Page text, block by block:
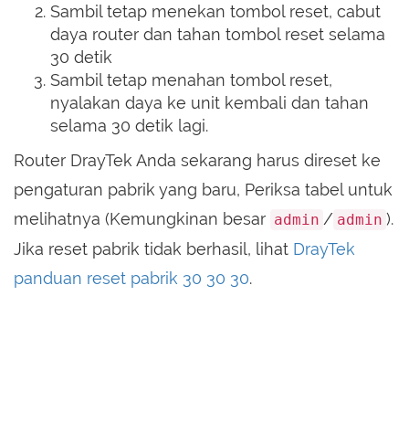
Sambil tetap menekan tombol reset, cabut
daya router dan tahan tombol reset selama
30 detik
Sambil tetap menahan tombol reset,
nyalakan daya ke unit kembali dan tahan
selama 30 detik lagi.
Router DrayTek Anda sekarang harus direset ke
pengaturan pabrik yang baru, Periksa tabel untuk
melihatnya (Kemungkinan besar admin / admin ).
Jika reset pabrik tidak berhasil, lihat DrayTek
panduan reset pabrik 30 30 30.